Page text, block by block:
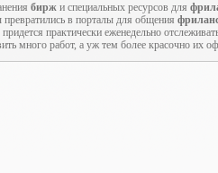
бирж и специальных ресурсов для
в порталы для общения
практически еженедельно
много работ, а уж тем более красочно их